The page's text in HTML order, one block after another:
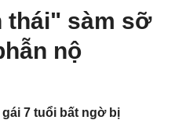
thái" sàm sỡ
nộ
7 tuổi bất ngờ bị